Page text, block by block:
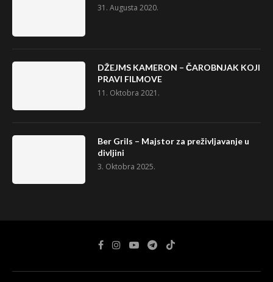
31. Augusta 2020.
DŽEJMS KAMERON – ČAROBNJAK KOJI
PRAVI FILMOVE
11. Oktobra 2021.
Ber Grils – Majstor za preživljavanje u
divljini
3. Oktobra 2025.